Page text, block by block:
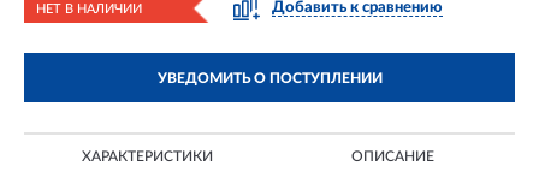
НЕТ В НАЛИЧИИ Добавить к сравнению
УВЕДОМИТЬ О ПОСТУПЛЕНИИ
ХАРАКТЕРИСТИКИ ОПИСАНИЕ